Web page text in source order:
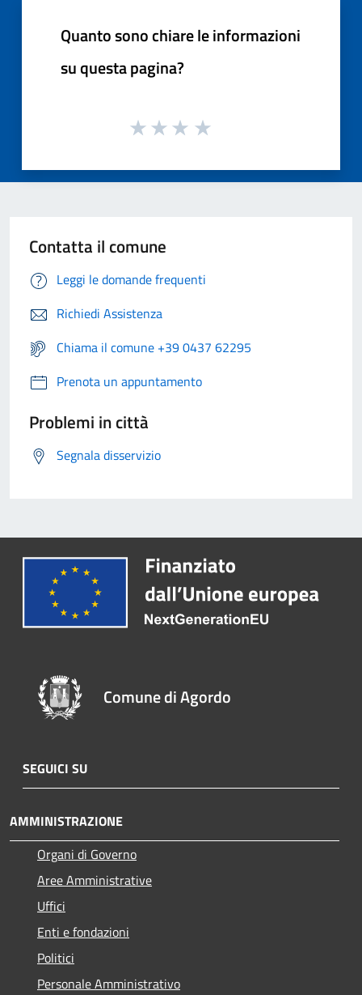
Quanto sono chiare le informazioni
su questa pagina?
Contatta il comune
Leggi le domande frequenti
Richiedi Assistenza
Chiama il comune +39 0437 62295
Prenota un appuntamento
Problemi in città
Segnala disservizio
Comune di Agordo
SEGUICI SU
AMMINISTRAZIONE
Organi di Governo
Aree Amministrative
Uffici
Enti e fondazioni
Politici
Personale Amministrativo